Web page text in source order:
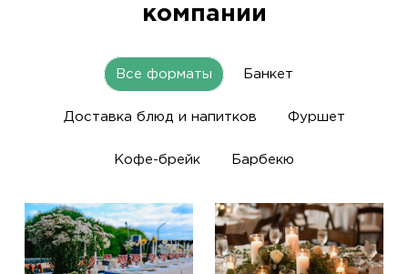
компании
Все форматы Банкет
Доставка блюд и напитков Фуршет
Кофе-брейк Барбекю